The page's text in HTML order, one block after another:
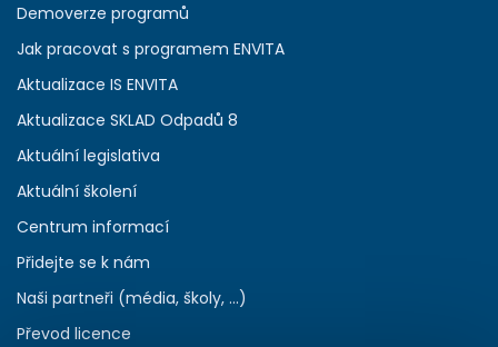
Demoverze programů
Jak pracovat s programem ENVITA
Aktualizace IS ENVITA
Aktualizace SKLAD Odpadů 8
Aktuální legislativa
Aktuální školení
Centrum informací
Přidejte se k nám
Naši partneři (média, školy, ...)
Převod licence